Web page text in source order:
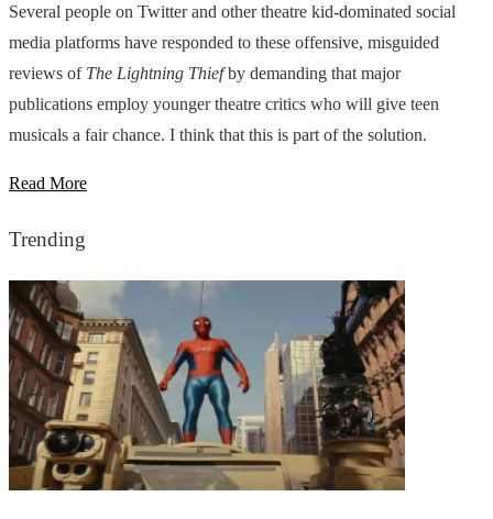
Several people on Twitter and other theatre kid-dominated social
media platforms have responded to these offensive, misguided
reviews of The Lightning Thiefby demanding that major
publications employ younger theatre critics who will give teen
musicals a fair chance. I think that this is part of the solution.
Read More
Trending